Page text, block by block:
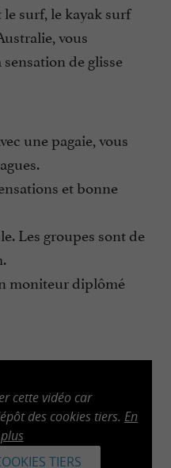
surf, le kayak surf
vous
de glisse
une pagaie, vous
et bonne
Les groupes sont de
moniteur diplômé
cette vidéo car
des cookies tiers. En
TIERS